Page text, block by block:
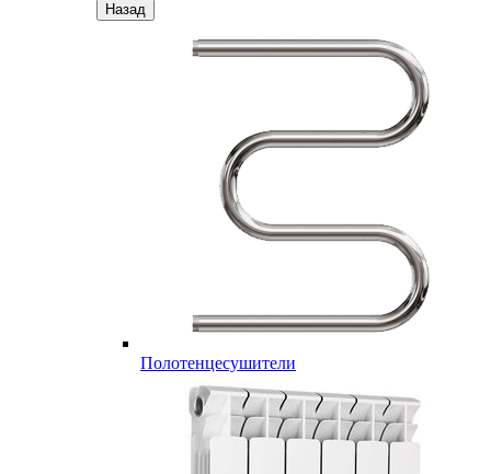
Назад
Полотенцесушители